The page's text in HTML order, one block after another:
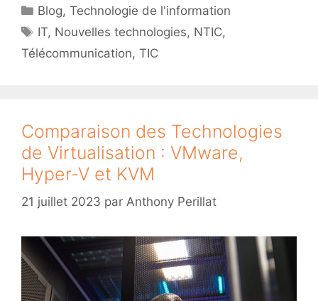
Catégories
Blog,Technologie de l'information
Étiquettes
IT, Nouvelles technologies, NTIC,
Télécommunication, TIC
Comparaison des Technologies
de Virtualisation : VMware,
Hyper-V et KVM
21 juillet 2023 par Anthony Perillat